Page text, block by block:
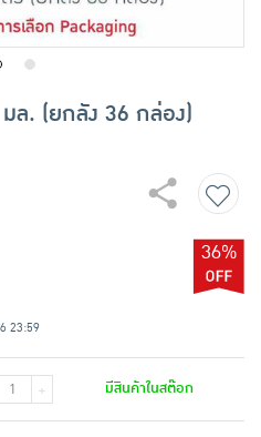
ล. (ยกลัง 36 กล่อง)
36%
23:59
+ มีสินค้าในสต๊อก